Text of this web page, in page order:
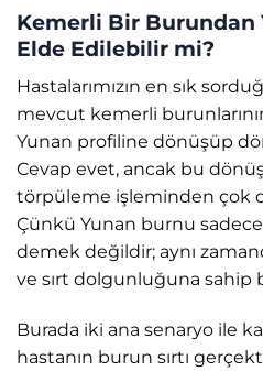
Kemerli Bir Burundan
Elde Edilebilir mi?
Hastalarımızın en sık
mevcut kemerli
Yunan profiline dönüşüp
Cevap evet, ancak bu
törpüleme işleminden çok
Çünkü Yunan burnu
demek değildir; aynı
ve sırt dolgunluğuna
Burada iki ana senaryo ile
hastanın burun sırtı